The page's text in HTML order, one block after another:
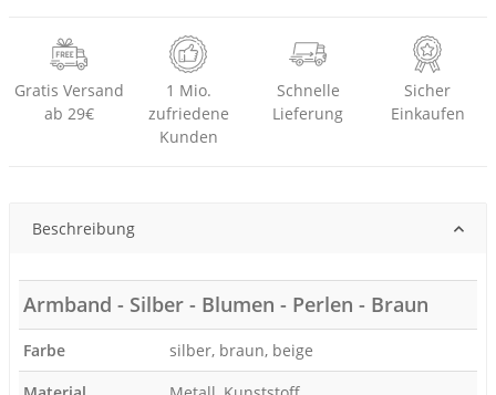
Gratis Versand
ab 29€
1 Mio.
zufriedene
Kunden
Schnelle
Lieferung
Sicher
Einkaufen
Beschreibung
Armband - Silber - Blumen - Perlen - Braun
Farbe
silber, braun, beige